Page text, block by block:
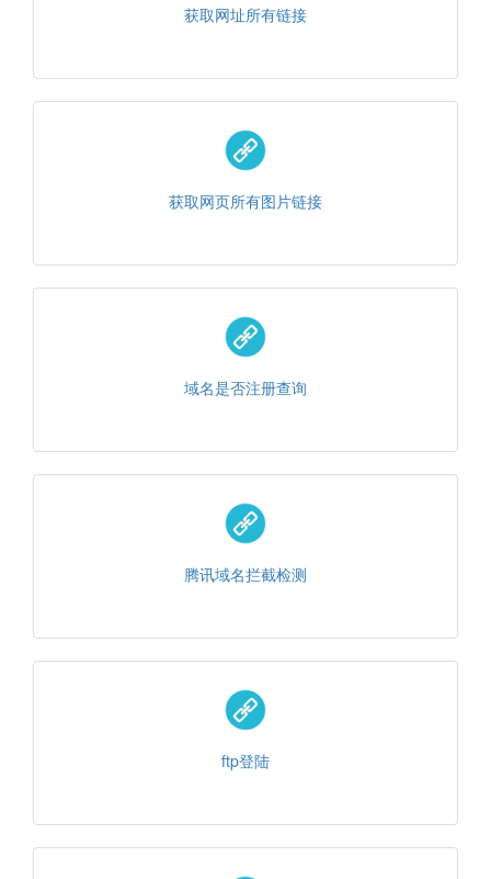
获取网址所有链接
获取网页所有图片链接
域名是否注册查询
腾讯域名拦截检测
ftp登陆